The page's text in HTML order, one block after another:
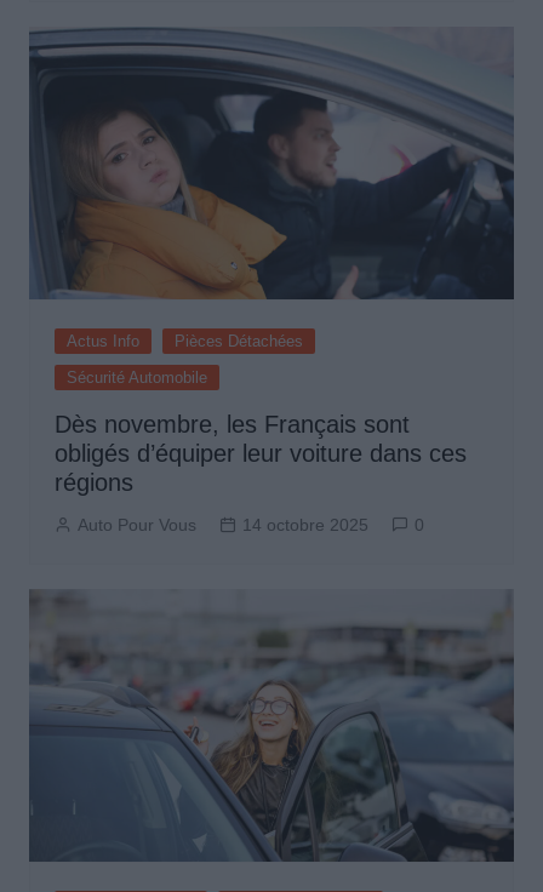
Actus Info
Pièces Détachées
Sécurité Automobile
Dès novembre, les Français sont
obligés d’équiper leur voiture dans ces
régions
Auto Pour Vous 14 octobre 2025 0